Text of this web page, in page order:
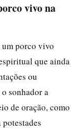
vivo na
porco vivo
que ainda
ou
sonhador a
de oração, como